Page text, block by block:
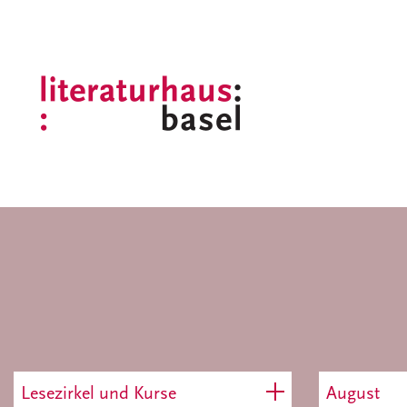
Lesezirkel und Kurse August